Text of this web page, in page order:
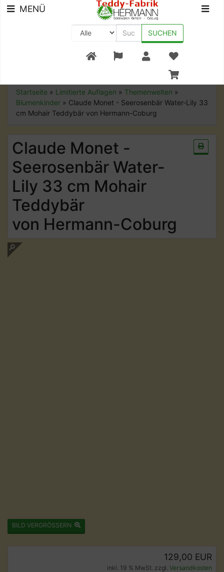
+49 (0) 9561-8590-0
MENÜ
SUCHEN
Startseite » Limitierte Auflagen » Themenwelten »
Blumenkinder » Claude Monet - Seerosenbär Water-Lily 33
cm Mohair Teddybär von Hermann-Coburg
Claude Monet -
Seerosenbär Water-
Lily 33 cm Mohair
Teddybär
von Hermann-Coburg
BILD VERGRÖSSERN
129,00 EUR
inkl. 19 % MwSt. zzgl. Versandkosten